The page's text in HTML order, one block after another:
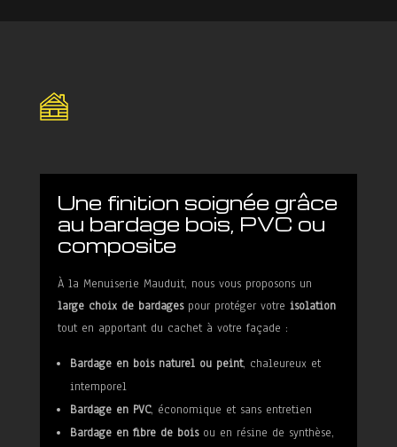
Une finition soignée grâce
au bardage bois, PVC ou
composite
À la Menuiserie Mauduit, nous vous proposons un
large choix de bardagespour protéger votre isolation
tout en apportant du cachet à votre façade :
Bardage en bois naturel ou peint, chaleureux et
intemporel
Bardage en PVC, économique et sans entretien
Bardage en fibre de boisou en résine de synthèse,